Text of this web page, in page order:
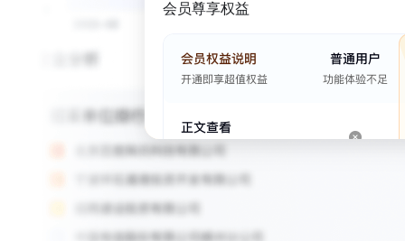
会员尊享权益